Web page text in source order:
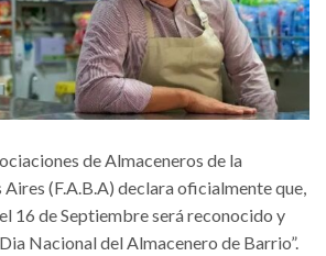
de Almaceneros de la
(F.A.B.A) declara oficialmente que,
16 de Septiembre será reconocido y
Nacional del Almacenero de Barrio”.